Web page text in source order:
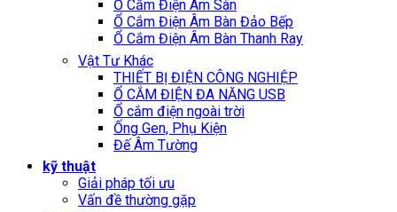
Ổ Cắm Điện Âm Sàn
Ổ Cắm Điện Âm Bàn Đảo Bếp
Ổ Cắm Điện Âm Bàn Thanh Ray
Vật Tư Khác
THIẾT BỊ ĐIỆN CÔNG NGHIỆP
Ổ CẮM ĐIỆN ĐA NĂNG USB
Ổ cắm điện ngoài trời
Ống Gen, Phụ Kiện
Đế Âm Tường
kỹ thuật
Giải pháp tối ưu
Vấn đề thường gặp